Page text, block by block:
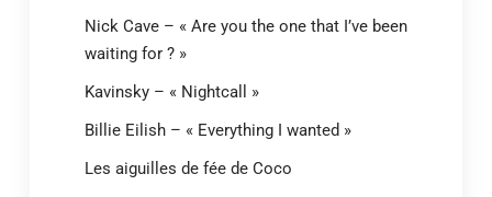
Nick Cave – « Are you the one that I’ve been
waiting for ? »
Kavinsky – « Nightcall »
Billie Eilish – « Everything I wanted »
Les aiguilles de fée de Coco